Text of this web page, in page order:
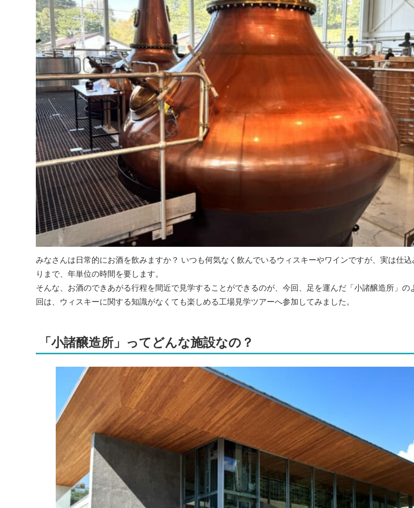
みなさんは日常的にお酒を飲みますか？ いつも何気なく飲んでいるウィスキーやワインですが、実は仕
りまで、年単位の時間を要します。
そんな、お酒のできあがる行程を間近で見学することができるのが、今回、足を運んだ「小諸醸造所」の
回は、ウィスキーに関する知識がなくても楽しめる工場見学ツアーへ参加してみました。
「小諸醸造所」ってどんな施設なの？